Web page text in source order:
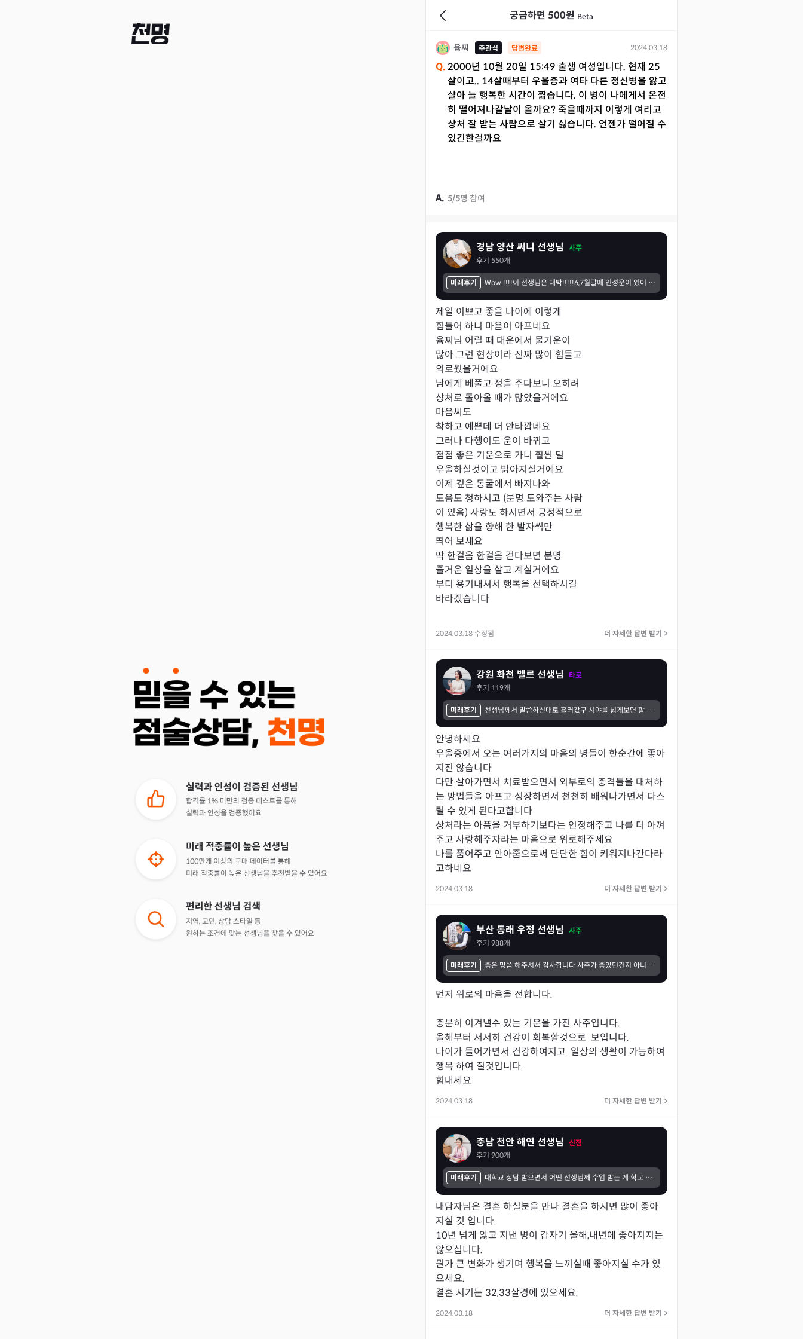
궁금하면 500원 Beta
윰찌 주관식 답변완료 2024.03.18
Q.2000년 10월 20일 15:49 출생 여성입니다. 현재 25
살이고.. 14살때부터 우울증과 여타 다른 정신병을 앓고
살아 늘 행복한 시간이 짧습니다. 이 병이 나에게서 온전
히 떨어져나갈날이 올까요? 죽을때까지 이렇게 여리고
상처 잘 받는 사람으로 살기 싫습니다. 언젠가 떨어질 수
있긴한걸까요
A. 5/5명 참여
경남 양산 써니 선생님
사주
후기 550개
미래후기 Wow !!!!이 선생님은 대박!!!!!6,7월달에 인성운이 있어 제가 시험에 합격하는 운이 있다고는.했는데 그래서 말이지만 필기한번 만에 합격 굿!!!맞았어요. 그리고 제가 9월달에 10월달 시험에 떨어지면 특강을 받아 다시.시험 재도전 한다고 했는데 그것도 너무 잘 맞추셨어요....우와 내가 이렇게 될거라고 생각도 못 했거든요
제일 이쁘고 좋을 나이에 이렇게
힘들어 하니 마음이 아프네요
윰찌님 어릴 때 대운에서 물기운이
많아 그런 현상이라 진짜 많이 힘들고
외로웠을거에요
남에게 베풀고 정을 주다보니 오히려
상처로 돌아올 때가 많았을거에요
마음씨도
착하고 예쁜데 더 안타깝네요
그러나 다행이도 운이 바뀌고
점점 좋은 기운으로 가니 훨씬 덜
우울하실것이고 밝아지실거에요
이제 깊은 동굴에서 빠져나와
도움도 청하시고 (분명 도와주는 사람
이 있음) 사랑도 하시면서 긍정적으로
행복한 삶을 향해 한 발자씩만
띄어 보세요
딱 한걸음 한걸음 걷다보면 분명
즐거운 일상을 살고 계실거에요
부디 용기내셔서 행복을 선택하시길
바라겠습니다
2024.03.18 수정됨 더 자세한 답변 받기 >
강원 화천 벨르 선생님
타로
후기 119개
미래후기 선생님께서 말씀하신대로 흘러갔구 시야를 넓게보면 할수 있다해서 한번 넓게 봤는데 정말 됐어요!!!! 선생님과 저는 기운이 잘 맞는거 같아요!! 항상 감사해요!!!500원질문에 답글 주실때마다 항성 선생님 말씀이 맞아서 연락드렸어요!
안녕하세요
우울증에서 오는 여러가지의 마음의 병들이 한순간에 좋아
지진 않습니다
다만 살아가면서 치료받으면서 외부로의 충격들을 대처하
는 방법들을 아프고 성장하면서 천천히 배워나가면서 다스
릴 수 있게 된다고합니다
상처라는 아픔을 거부하기보다는 인정해주고 나를 더 아껴
주고 사랑해주자라는 마음으로 위로해주세요
나를 품어주고 안아줌으로써 단단한 힘이 키워져나간다라
고하네요
2024.03.18 더 자세한 답변 받기 >
부산 동래 우정 선생님
사주
후기 988개
미래후기 좋은 망씀 해주셔서 감사합니다 사주가 좋았던건지 아니면 립서비스 이신진 모르겠지만 좋다는 얘기에 그 한마디로 힘든 삶을 이겨내고 있습니다 감사합니당 그리고 좋은 부모님을 얻었다고 말씀 주셨는데ㅜ네 맞습니다 너무 행복하네요 효도해야겠습니당
먼저 위로의 마음을 전합니다.
충분히 이겨낼수 있는 기운을 가진 사주입니다.
올해부터 서서히 건강이 회복할것으로  보입니다.
나이가 들어가면서 건강하여지고  일상의 생활이 가능하여
행복 하여 질것입니다.
힘내세요
2024.03.18 더 자세한 답변 받기 >
충남 천안 해연 선생님
신점
후기 900개
미래후기 대학교 상담 받으면서 어떤 선생님께 수업 받는 게 학교 편입에 도움이 될지 질문드렸었는데 현 선생님이 진짜 요점만 콕콕 잘 짚어주시는 거 같아요! 학교 때문에 재상담 받고 싶은데 계속 휴가중이시네요 ㅠㅠ 상담 당시에도 너무 친절하셔서 기분이 좋았습니다. 얼릉 재상담 받고 싶습니다!! ㅎㅎ
내담자님은 결혼 하실분을 만나 결혼을 하시면 많이 좋아
지실 것 입니다.
10년 넘게 앓고 지낸 병이 갑자기 올해,내년에 좋아지지는
않으십니다.
뭔가 큰 변화가 생기며 행복을 느끼실때 좋아지실 수가 있
으세요.
결혼 시기는 32,33살경에 있으세요.
2024.03.18 더 자세한 답변 받기 >